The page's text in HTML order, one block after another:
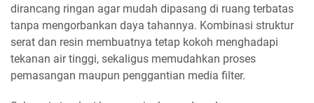
dirancang ringan agar mudah dipasang di ruang terbatas
tanpa mengorbankan daya tahannya. Kombinasi struktur
serat dan resin membuatnya tetap kokoh menghadapi
tekanan air tinggi, sekaligus memudahkan proses
pemasangan maupun penggantian media filter.